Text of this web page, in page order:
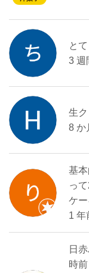
と
3 週
生
8 か
基
っ
ケー
1 年
日
時